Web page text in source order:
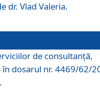
dr. Vlad Valeria.
de consultanţă,
dosarul nr. 4469/62/